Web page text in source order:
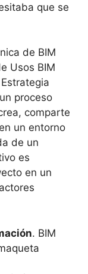
que se
de BIM
Usos BIM
proceso
comparte
un entorno
de un
es
en un
. BIM